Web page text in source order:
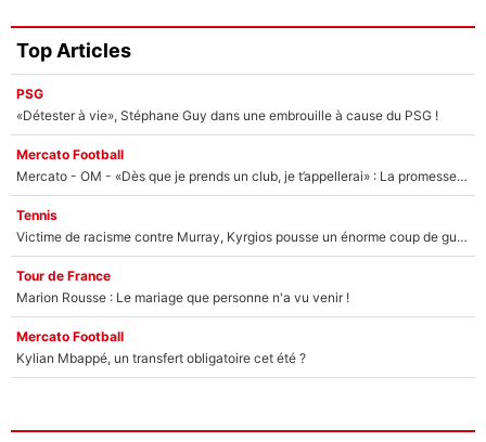
Top Articles
PSG
«Détester à vie», Stéphane Guy dans une embrouille à cause du PSG !
Mercato Football
Mercato - OM - «Dès que je prends un club, je t’appellerai» : La promesse de Marcelino au moment de claquer la porte
Tennis
Victime de racisme contre Murray, Kyrgios pousse un énorme coup de gueule !
Tour de France
Marion Rousse : Le mariage que personne n'a vu venir !
Mercato Football
Kylian Mbappé, un transfert obligatoire cet été ?